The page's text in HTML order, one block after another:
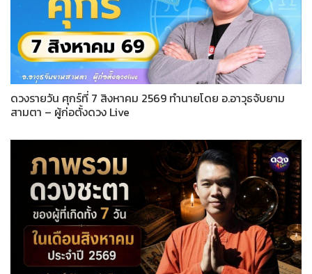
ดวงรายวัน ศุกร์ที่ 7 สิงหาคม 2569 ทำนายโดย อ.อาวุธจับยาม
สามตา – ผู้ก่อตั้งดวง Live